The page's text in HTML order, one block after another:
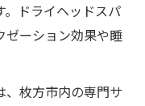
ドライヘッドスパ
ゼーション効果や睡
、枚方市内の専門サ